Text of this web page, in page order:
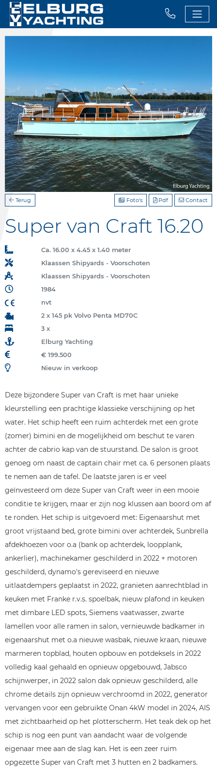
Terug Contact
Pdf
Foto's
Super van Craft 16.20
Ca. 16.00 x 4.45 x 1.40 meter
Klaassen Shipyards - Voorschoten
Klaassen Shipyards - Voorschoten
1984
nvt
2 x 145 pk Volvo Penta MD70C
3 x
Elburg Yachting
€ 199.500
Nieuw in verkoop
Deze bijzondere Super van Craft is met haar unieke
kleurstelling een prachtige klassieke verschijning op het
water. Het schip heeft een ruim achterdek met een grote
(zomer) bimini en de mogelijkheid om beschut te varen
achter de cabrio kap van de stuurstand. De salon is groot
genoeg om naast de captain chair met ca. 6 personen plaats
te nemen aan de tafel. De laatste jaren is er veel
geïnvesteerd om deze Super van Craft weer in een mooie
conditie te krijgen, maar er zijn nog klussen aan boord om af
te ronden. Het schip is uitgevoerd met: Eigenaarshut met
groot vrijstaand bed, grote bimini over achterdek, Sunbrella
afdekhoezen voor o.a (bank op achterdek, loopplank,
ankerlier), machinekamer geschilderd in 2022 + motoren
geschilderd, dynamo's gereviseerd en nieuwe
uitlaatdempers geplaatst in 2022, granieten aanrechtblad in
keuken met Franke r.v.s. spoelbak, nieuw plafond in keuken
met dimbare LED spots, Siemens vaatwasser, zwarte
lamellen voor alle ramen in salon, vernieuwde badkamer in
eigenaarshut met o.a nieuwe wasbak, nieuwe kraan, nieuwe
marmeren topblad, houten opbouw en potdeksels in 2022
volledig kaal gehaald en opnieuw opgebouwd, Jabsco
schijnwerper, in 2022 salon dak opnieuw geschilderd, alle
chrome details zijn opnieuw verchroomd in 2022, generator
vervangen voor een gebruikte Onan 4kW model in 2024, AIS
met zichtbaarheid op het plotterscherm. Het teak dek op het
schip is nog een punt van aandacht waar de volgende
eigenaar mee aan de slag kan. Het is een zeer ruim
opgezette Super van Craft met 3 hutten en 2 badkamers.